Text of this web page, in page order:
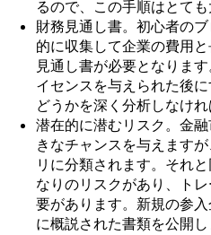
るので、この手順はとても
財務見通し書。初心者の
的に収集して企業の費用
見通し書が必要となりま
イセンスを与えられた後
どうかを深く分析しなけれ
潜在的に潜むリスク。金
きなチャンスを与えます
リに分類されます。それ
なりのリスクがあり、ト
要があります。新規の参
に概説された書類を公開し